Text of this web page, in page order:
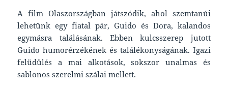
A film Olaszországban játszódik, ahol szemtanúi
lehetünk egy fiatal pár, Guido és Dora, kalandos
egymásra találásának. Ebben kulcsszerep jutott
Guido humorérzékének és találékonyságának. Igazi
felüdülés a mai alkotások, sokszor unalmas és
sablonos szerelmi szálai mellett.